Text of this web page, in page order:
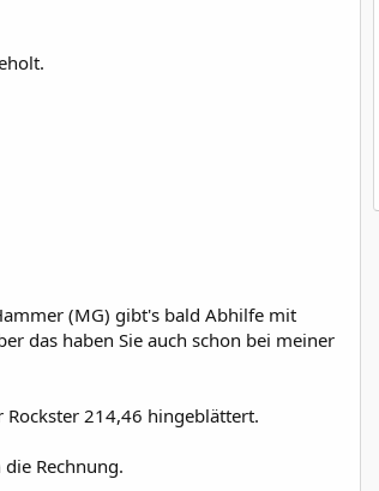
(MG) gibt's bald Abhilfe mit
das haben Sie auch schon bei meiner
214,46 hingeblättert.
Rechnung.